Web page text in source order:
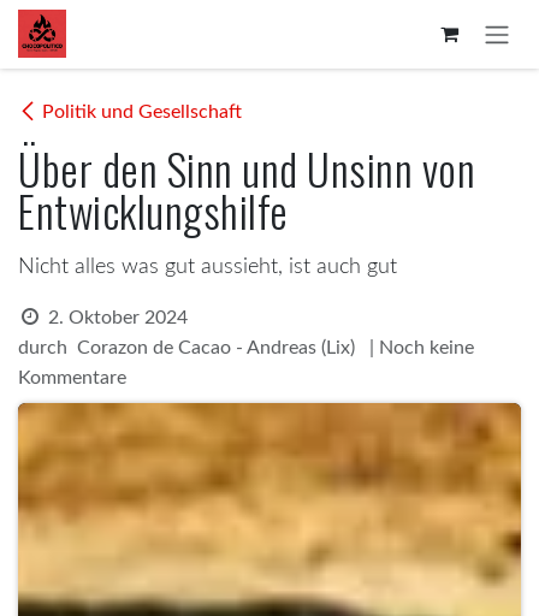
Zum Inhalt springen
Politik und Gesellschaft
Über den Sinn und Unsinn von
Entwicklungshilfe
Nicht alles was gut aussieht, ist auch gut
2. Oktober 2024
durch Corazon de Cacao - Andreas (Lix)
| Noch keine
Kommentare